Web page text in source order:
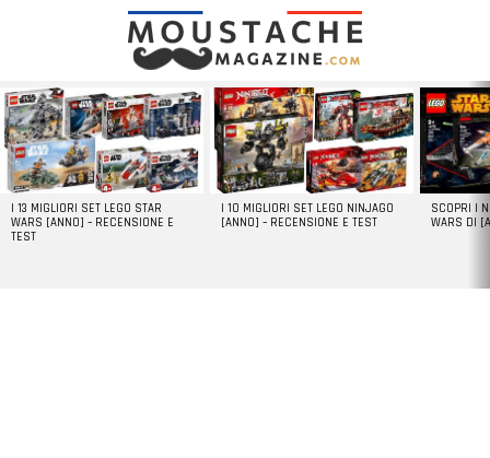
LATEST
STORIES
I 13 MIGLIORI SET LEGO STAR
WARS [ANNO] – RECENSIONE E
TEST
I 10 MIGLIORI SET LEGO NINJAGO
[ANNO] – RECENSIONE E TEST
SCOPRI I
WARS DI